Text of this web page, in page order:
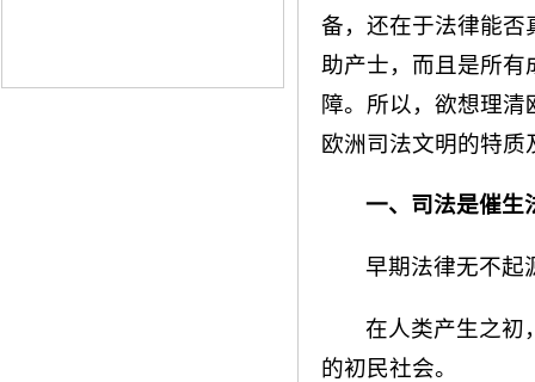
备，还在于法律能否
助产士，而且是所有
障。所以，欲想理
欧洲司法文明的特质
一、司法是催生
早期法律无不起
在人类产生之初
的初民社会。